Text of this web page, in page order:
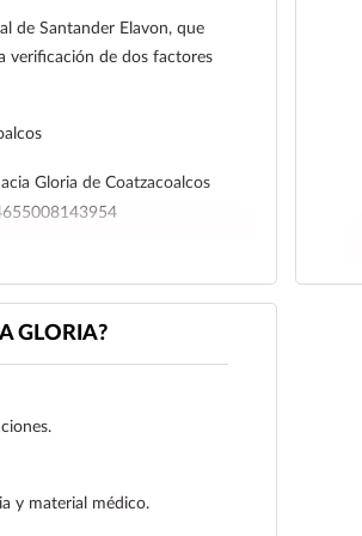
de Santander Elavon, que
verificación de dos factores
Gloria de Coatzacoalcos
su comprobante de pago a al
o a nuestro
GLORIA?
y material médico.